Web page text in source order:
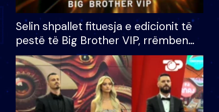
Selin shpallet fituesja e edicionit të
pestë të Big Brother VIP, rrëmben
çmimin e madh prej 100 mijë eurosh